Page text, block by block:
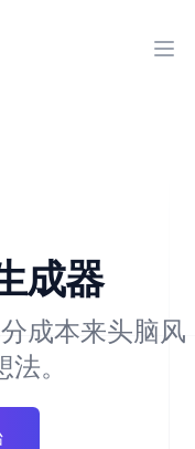
成器
成本来头脑风
。